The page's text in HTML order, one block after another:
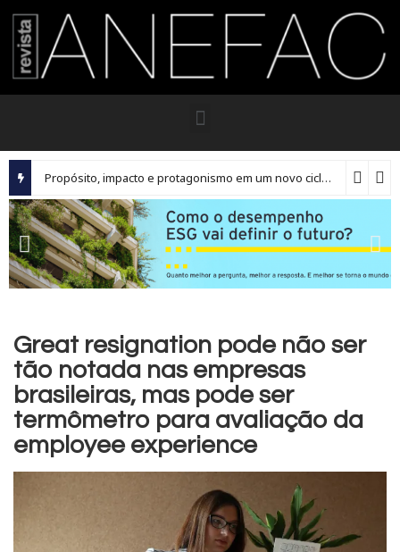
Propósito, impacto e protagonismo em um novo ciclo para os executivos brasileiros
Great resignation pode não ser
tão notada nas empresas
brasileiras, mas pode ser
termômetro para avaliação da
employee experience